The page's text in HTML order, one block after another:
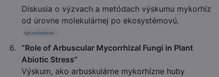
Diskusia o výzvach a metódach výskumu mykorhíz
od úrovne molekulárnej po ekosystémovú.
“Role of Arbuscular Mycorrhizal Fungi in Plant
Abiotic Stress”
Výskum, ako arbuskulárne mykorhízne huby